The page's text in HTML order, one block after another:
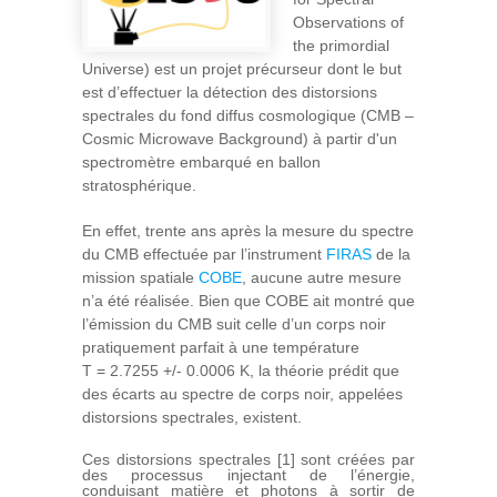
Observations of
the primordial
Universe) est un projet précurseur dont le but
est d’effectuer la détection des distorsions
spectrales du fond diffus cosmologique (CMB –
Cosmic Microwave Background) à partir d'un
spectromètre embarqué en ballon
stratosphérique.
En effet, trente ans après la mesure du spectre
du CMB effectuée par l’instrument FIRAS de la
mission spatiale COBE , aucune autre mesure
n’a été réalisée. Bien que COBE ait montré que
l’émission du CMB suit celle d’un corps noir
pratiquement parfait à une température
T = 2.7255 +/- 0.0006 K, la théorie prédit que
des écarts au spectre de corps noir, appelées
distorsions spectrales, existent.
Ces distorsions spectrales [1] sont créées par
des processus injectant de l’énergie,
conduisant matière et photons à sortir de